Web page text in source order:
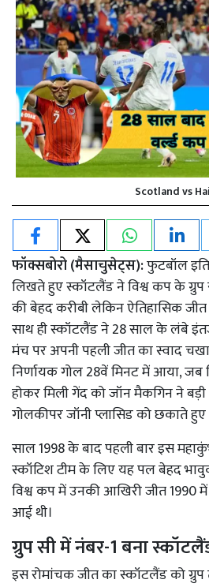
Scotland vs
फॉक्सबोरो (मैसाचुसेट्स):फुटबॉल
लिखते हुए स्कॉटलैंड ने विश्व कप के ग्रुप
की बेहद करीबी लेकिन ऐतिहासिक
साथ ही स्कॉटलैंड ने 28 साल के लंबे
मंच पर अपनी पहली जीत का स्वाद
निर्णायक गोल 28वें मिनट में आया, जब
होकर मिली गेंद को जॉन मैकगिन ने
गोलकीपर जॉनी प्लासिड को छकाते हुए
साल 1998 के बाद पहली बार इस
स्कॉटिश टीम के लिए यह पल बेहद
विश्व कप में उनकी आखिरी जीत 1990
आई थी।
ग्रुप सी में नंबर-1 बना
इस रोमांचक जीत का स्कॉटलैंड को